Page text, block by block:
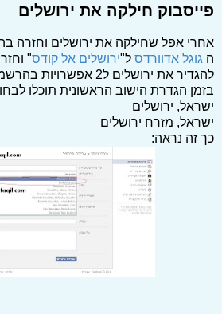
פייסבוק חילקה את ירושלים
אחרי אפל שחילקה את ירושלים וחזרה
ה גוגל אדוורדס ל"ירושלים אל קודס"
להגדיר את ירושלים ל2 אפשרויות בהרשמה:
בזמן הגדרת הישוב הראשונית תוכלו
ישראל, ירושלים
ישראל, מזרח ירושלים
כך זה נראה: